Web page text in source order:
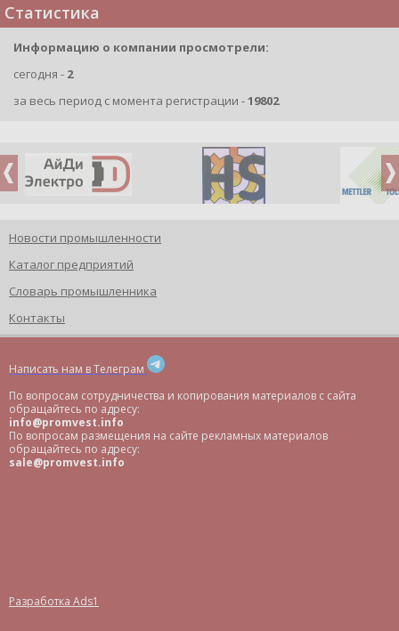
Статистика
Информацию о компании просмотрели:
сегодня - 2
за весь период с момента регистрации -19802
Новости промышленности
Каталог предприятий
Словарь промышленника
Контакты
Написать нам в Телеграм
По вопросам сотрудничества и копирования материалов с сайта
обращайтесь по адресу:
info@promvest.info
По вопросам размещения на сайте рекламных материалов
обращайтесь по адресу:
sale@promvest.info
Разработка Ads1